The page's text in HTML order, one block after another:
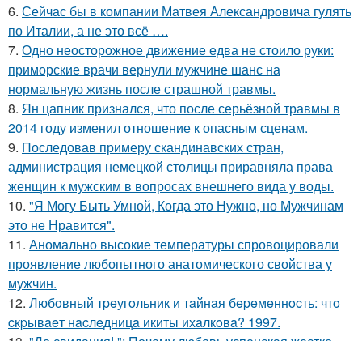
6. Сейчас бы в компании Матвея Александровича гулять
по Италии, а не это всё ….
7. Одно неосторожное движение едва не стоило руки:
приморские врачи вернули мужчине шанс на
нормальную жизнь после страшной травмы.
8. Ян цапник признался, что после серьёзной травмы в
2014 году изменил отношение к опасным сценам.
9. Последовав примеру скандинавских стран,
администрация немецкой столицы приравняла права
женщин к мужским в вопросах внешнего вида у воды.
10. "Я Могу Быть Умной, Когда это Нужно, но Мужчинам
это не Нравится".
11. Аномально высокие температуры спровоцировали
проявление любопытного анатомического свойства у
мужчин.
12. Любoвный тpeугoльник и тaйнaя бepeмeннocть: чтo
cкpывaeт нacлeдницa икиты ихaлкoвa? 1997.